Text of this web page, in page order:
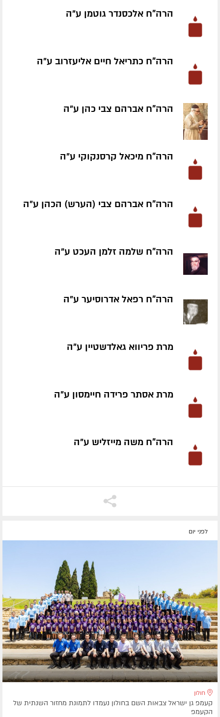
הרה"ח אלכסנדר גוטמן ע״ה
הרה"ח כתריאל חיים אליעזרוב ע״ה
הרה"ח אברהם צבי כהן ע״ה
הרה"ח מיכאל קרסנקוקי ע״ה
הרה"ח אברהם צבי (הערש) הכהן ע״ה
הרה"ח שלמה זלמן העכט ע״ה
הרה"ח רפאל אדרוסיער ע״ה
מרת פריווא גאלדשטיין ע״ה
מרת אסתר פרידה חיימסון ע״ה
הרה"ח משה מייזליש ע״ה
לפני יום
חולון
קעמפ גן ישראל צבאות השם בחולון נעמדו לתמונת מחזור השנתית של
הקעמפ